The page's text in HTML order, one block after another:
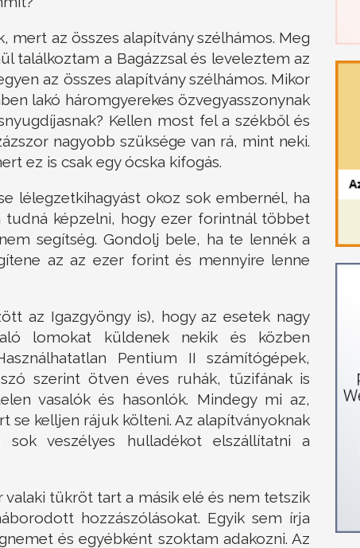
mert az összes alapítvány szélhámos. Meg
találkoztam a Bagázzsal és leveleztem az
az összes alapítvány szélhámos. Mikor
lakó háromgyerekes özvegyasszonynak
Kellen most fel a székből és
nagyobb szüksége van rá, mint neki.
ez is csak egy ócska kifogás.
lélegzetkihagyást okoz sok embernél, ha
tudná képzelni, hogy ezer forintnál többet
segítség. Gondolj bele, ha te lennék a
az az ezer forint és mennyire lenne
az Igazgyöngy is), hogy az esetek nagy
lomokat küldenek nekik és közben
Pentium II számítógépek,
szerint ötven éves ruhák, tűzifának is
vasalók és hasonlók. Mindegy mi az,
se kelljen rájuk költeni. Az alapítványoknak
veszélyes hulladékot elszállítatni a
tükröt tart a másik elé és nem tetszik
hozzászólásokat. Egyik sem írja
és egyébként szoktam adakozni. Az